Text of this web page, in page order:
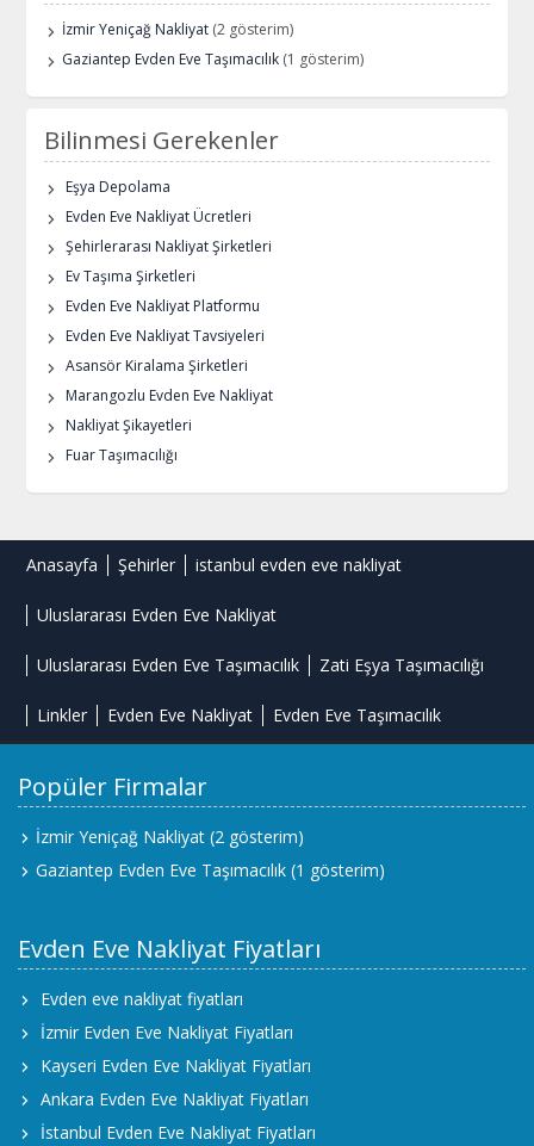
İzmir Yeniçağ Nakliyat (2 gösterim)
Gaziantep Evden Eve Taşımacılık (1 gösterim)
Bilinmesi Gerekenler
Eşya Depolama
Evden Eve Nakliyat Ücretleri
Şehirlerarası Nakliyat Şirketleri
Ev Taşıma Şirketleri
Evden Eve Nakliyat Platformu
Evden Eve Nakliyat Tavsiyeleri
Asansör Kiralama Şirketleri
Marangozlu Evden Eve Nakliyat
Nakliyat Şikayetleri
Fuar Taşımacılığı
Anasayfa Şehirler istanbul evden eve nakliyat
Uluslararası Evden Eve Nakliyat
Uluslararası Evden Eve Taşımacılık Zati Eşya Taşımacılığı
Linkler Evden Eve Nakliyat Evden Eve Taşımacılık
Popüler Firmalar
İzmir Yeniçağ Nakliyat (2 gösterim)
Gaziantep Evden Eve Taşımacılık (1 gösterim)
Evden Eve Nakliyat Fiyatları
Evden eve nakliyat fiyatları
İzmir Evden Eve Nakliyat Fiyatları
Kayseri Evden Eve Nakliyat Fiyatları
Ankara Evden Eve Nakliyat Fiyatları
İstanbul Evden Eve Nakliyat Fiyatları